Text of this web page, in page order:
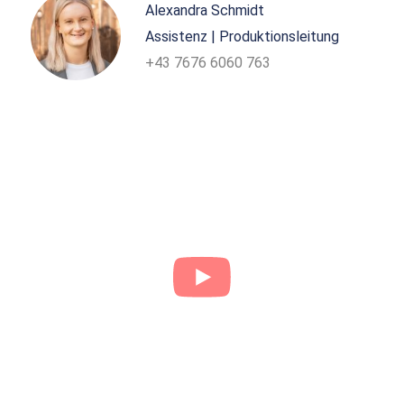
Alexandra Schmidt
Assistenz | Produktionsleitung
+43 7676 6060 763